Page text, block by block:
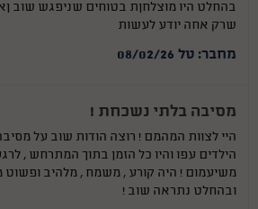
בהחלט היו מוצלחןת בטוחים שניפגש שוב
שרק אחה יודע לעשות
מחבר: טל 08/02/26
מסיבה בלתי נשכחת !
היי לצוות המהמם ! רוצה הודות שוב על
הילדים עפו והיו כל הזמן בתוך המתרחש ,
משיעמום ! היה קורע , משמח , מלהיב ופשוט
ובהחלט נתראה שוב !